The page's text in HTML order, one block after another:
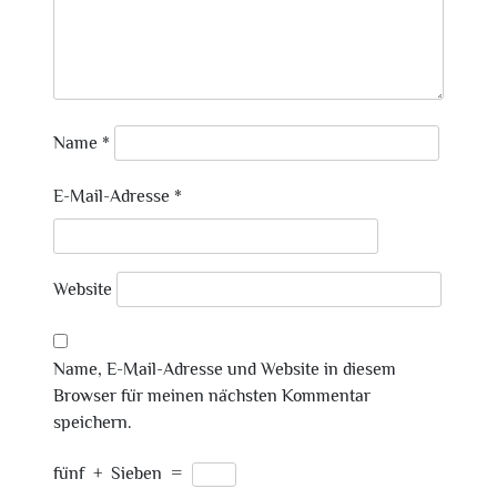
Name *
E-Mail-Adresse *
Website
Name, E-Mail-Adresse und Website in diesem
Browser für meinen nächsten Kommentar
speichern.
fünf + Sieben =